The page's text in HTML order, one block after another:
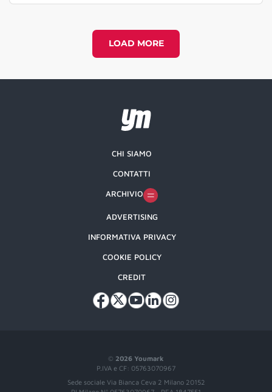
LOAD MORE
© 2026 Youmark
P.IVA e CF: 05763070967
Sede sociale Via Bianca Ceva 2 Milano 20152
CHI SIAMO
CONTATTI
ARCHIVIO
ADVERTISING
INFORMATIVA PRIVACY
COOKIE POLICY
CREDIT